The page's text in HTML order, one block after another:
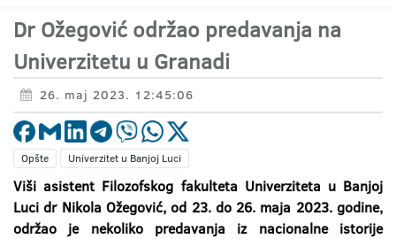
Dr Ožegović održao predavanja na
Univerzitetu u Granadi
26. maj 2023. 12:45:06
Opšte Univerzitet u Banjoj Luci
Viši asistent Filozofskog fakulteta Univerziteta u Banjoj
Luci dr Nikola Ožegović, od 23. do 26. maja 2023. godine,
održao je nekoliko predavanja iz nacionalne istorije